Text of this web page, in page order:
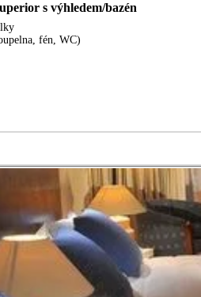
s výhledem/bazén
fén, WC)